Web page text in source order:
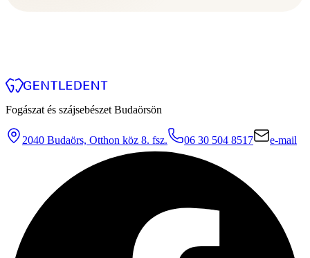
Fogászat és szájsebészet Budaörsön
2040 Budaörs, Otthon köz 8. fsz. 06 30 504 8517 e-mail